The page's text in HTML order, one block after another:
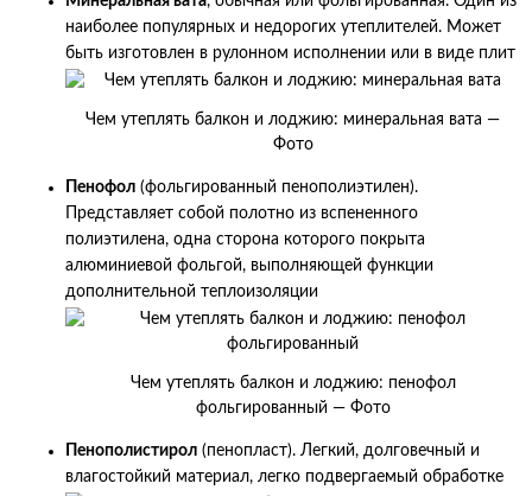
наиболее популярных и недорогих утеплителей. Может
быть изготовлен в рулонном исполнении или в виде плит
Чем утеплять балкон и лоджию: минеральная вата —
Фото
Пенофол (фольгированный пенополиэтилен).
Представляет собой полотно из вспененного
полиэтилена, одна сторона которого покрыта
алюминиевой фольгой, выполняющей функции
дополнительной теплоизоляции
Чем утеплять балкон и лоджию: пенофол
фольгированный — Фото
Пенополистирол (пенопласт). Легкий, долговечный и
влагостойкий материал, легко подвергаемый обработке